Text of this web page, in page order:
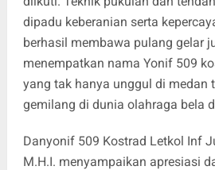
dipadu keberanian serta
berhasil membawa pulang gelar
menempatkan nama Yonif 509
yang tak hanya unggul di medan
gemilang di dunia olahraga bela
Danyonif 509 Kostrad Letkol Inf
M.H.I. menyampaikan apresiasi